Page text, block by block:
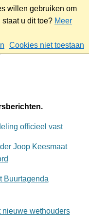
willen gebruiken om
u dit toe? Meer
Cookies niet toestaan
Persberichten
officieel vast
Joop Keesmaat
Buurtagenda
nieuwe wethouders